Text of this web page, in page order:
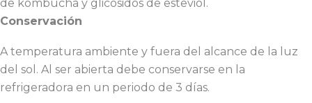
de kombucha y glicosidos de esteviol.
Conservación
A temperatura ambiente y fuera del alcance de la luz
del sol. Al ser abierta debe conservarse en la
refrigeradora en un periodo de 3 días.